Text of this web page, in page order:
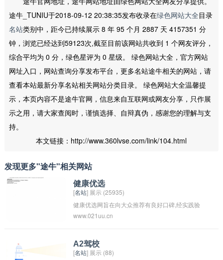
途牛_TUNIU于2018-09-12 20:38:35发布收录在绿色网站大全目录
名站类别中，距今已持续展示 8 年 95 个月 2887 天 4157351 分
钟，浏览已经达到59123次,截至目前该网站共收到 1 个网友评分，
综合平均为 0 分，绿色星评为 0 星级。 绿色网站大全，官方网站
网址入口，网站查询分享发布平台，更多名站途牛相关的网站，请
查看本站最新分享名站相关网站分类目录。 绿色网站大全温馨提
示，本页内容不是途牛官网，信息来自互联网或网友分享，只作展
示之用，请大家查阅时，谨慎选择、自辩真伪，感谢您的理解与支
持。
本文链接：http://www.360lvse.com/link/104.html
发现更多"途牛"相关网站
健康优选
[名站] 展示 (25935)
健康优选网旨在向大众推荐有良好口碑,经实践验
证,环保,安全,有品位,上档次,品质过硬,性价比优越
众优选,至优之选
www.021uu.cn
A2驾校
[名站] 展示 (88)